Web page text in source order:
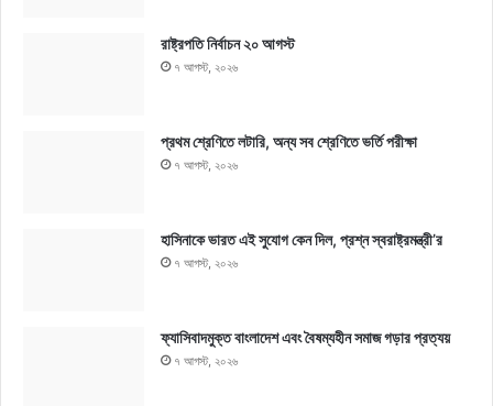
রাষ্ট্রপতি নির্বাচন ২০ আগস্ট
৭ আগস্ট, ২০২৬
প্রথম শ্রেণিতে লটারি, অন্য সব শ্রেণিতে ভর্তি পরীক্ষা
৭ আগস্ট, ২০২৬
হাসিনাকে ভারত এই সুযোগ কেন দিল, প্রশ্ন স্বরাষ্ট্রমন্ত্রী’র
৭ আগস্ট, ২০২৬
ফ্যাসিবাদমুক্ত বাংলাদেশ এবং বৈষম্যহীন সমাজ গড়ার প্রত্যয়
৭ আগস্ট, ২০২৬